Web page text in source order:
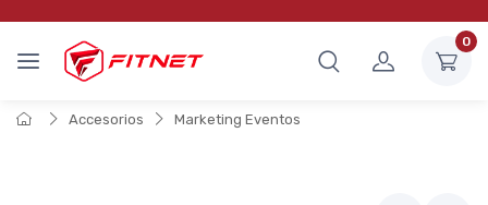
0
Accesorios Marketing Eventos